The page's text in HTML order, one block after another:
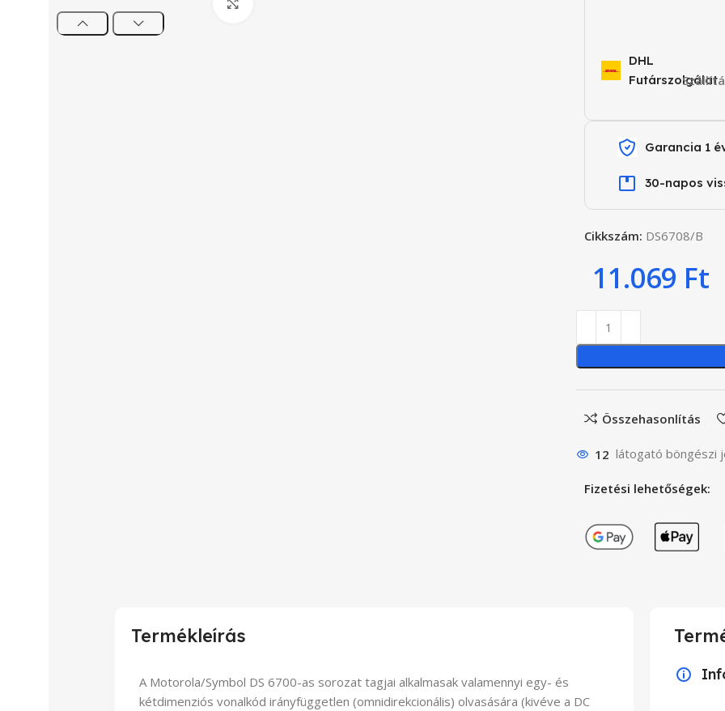
DHL
Futárszolgálat
Garancia 1
30-napos
Cikkszám: DS6708/B
11.069 Ft
Összehasonlítás
12 látogató böngészi
Fizetési lehetőségek:
Termékleírás
A Motorola/Symbol DS 6700-as sorozat tagjai alkalmasak valamennyi egy- és
kétdimenziós vonalkód irányfüggetlen (omnidirekcionális) olvasására (kivéve a DC